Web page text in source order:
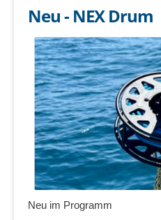
Neu - NEX Drum
Neu im Programm